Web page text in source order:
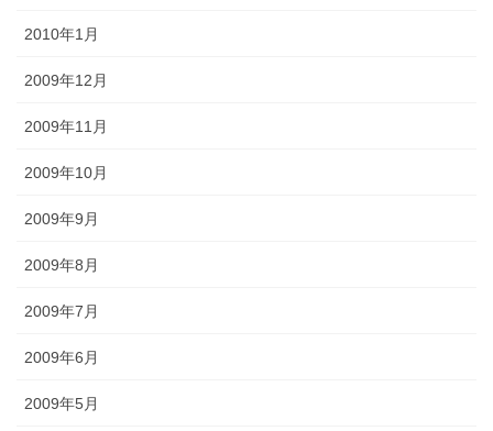
2010年1月
2009年12月
2009年11月
2009年10月
2009年9月
2009年8月
2009年7月
2009年6月
2009年5月